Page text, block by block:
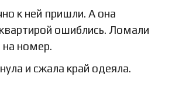
к ней пришли. А она
ошиблись. Ломали
на номер.
и сжала край одеяла.